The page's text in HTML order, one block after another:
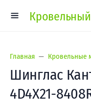
Главная Кровельные
Шинглас
4D4X21-